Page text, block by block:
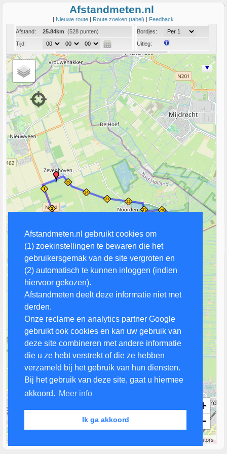
Afstandmeten.nl gebruikt cookies om
(1) zoekinstellingen te bewaren die het
gebruikersgemak van de site vergroten en
(2) automatisch te kunnen inloggen (indien
hiervoor gekozen).
Afstandmeten deelt deze informatie niet met
derden.
Onze reclame en analytics partner Google
gebruikt ook cookies en kan uw gebruik van
deze site combineren met andere informatie
die u ze hebt verstrekt of die ze hebben
verzameld bij het gebruik van hun diensten.
Bij het gebruik van deze site, gaat u hiermee
akkoord. Meer info
Ik ga akkoord
Afstandmeten.nl
| Nieuwe route | Route zoeken (tabel) | Feedback
Afstand:
25.84km (528 punten)
Tijd:
Bordjes:
Uitleg:
Coord:
Info:
Link naar deze route
+
−
contributors